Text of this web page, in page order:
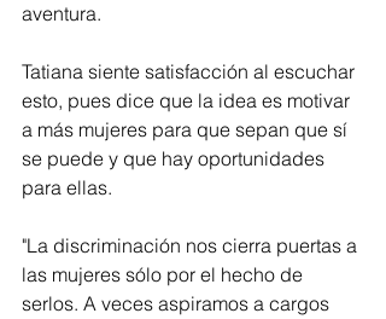
aventura.
Tatiana siente satisfacción al escuchar
esto, pues dice que la idea es motivar
a más mujeres para que sepan que sí
se puede y que hay oportunidades
para ellas.
"La discriminación nos cierra puertas a
las mujeres sólo por el hecho de
serlos. A veces aspiramos a cargos